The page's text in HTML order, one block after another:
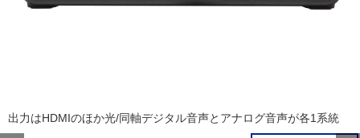
出力はHDMIのほか光/同軸デジタル音声とアナログ音声が各1系統